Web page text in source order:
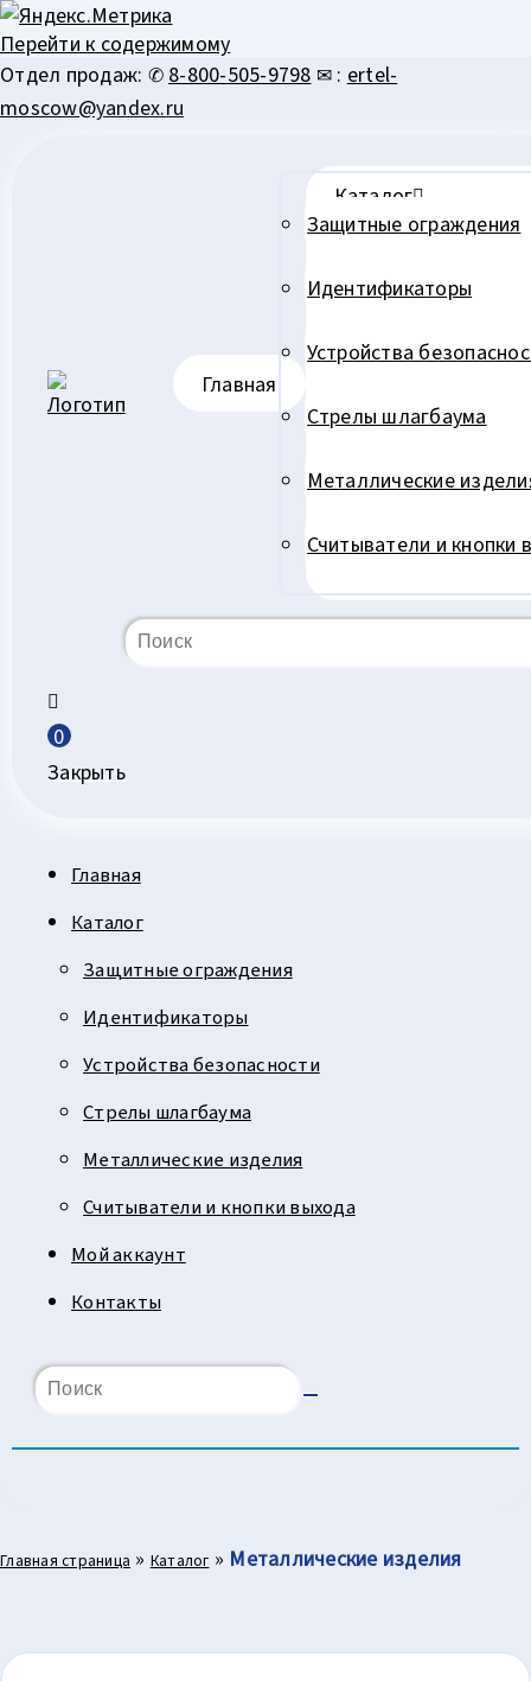
Перейти к содержимому
Отдел продаж: ✆ 8-800-505-9798 ✉ : ertel-
moscow@yandex.ru
Главная
Каталог
Защитные ограждения
Идентификаторы
Устройства
Стрелы шлагбаума
Металлические
Считыватели и кнопки
0
Закрыть
Главная
Каталог
Защитные ограждения
Идентификаторы
Устройства безопасности
Стрелы шлагбаума
Металлические изделия
Считыватели и кнопки выхода
Мой аккаунт
Контакты
Главная страница » Каталог » Металлические изделия